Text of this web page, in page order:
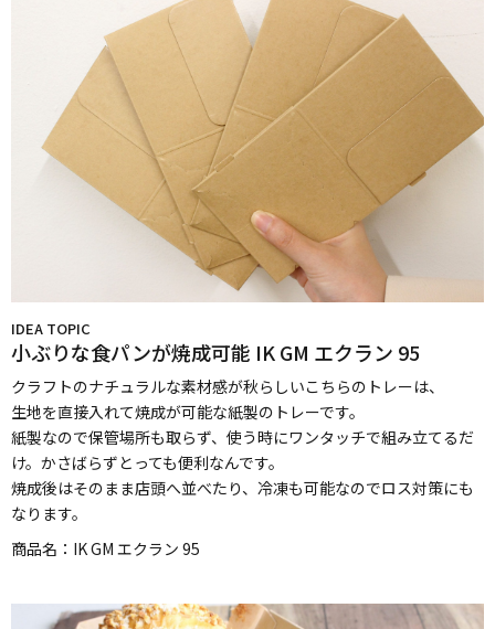
IDEA TOPIC
小ぶりな食パンが焼成可能 IK GM エクラン 95
クラフトのナチュラルな素材感が秋らしいこちらのトレーは、
生地を直接入れて焼成が可能な紙製のトレーです。
紙製なので保管場所も取らず、使う時にワンタッチで組み立てるだ
け。かさばらずとっても便利なんです。
焼成後はそのまま店頭へ並べたり、冷凍も可能なのでロス対策にも
なります。
商品名： IK GM エクラン 95